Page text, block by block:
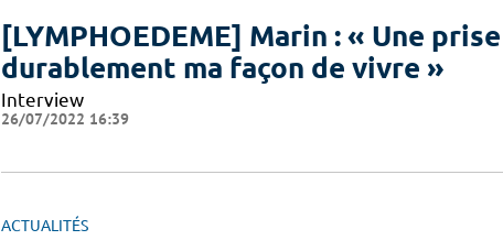
[LYMPHOEDEME] Marin : « Une
durablement ma façon de vivre »
Interview
26/07/2022 16:39
ACTUALITÉS